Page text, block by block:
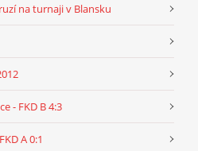
na turnaji v Blansku
- FKD B 4:3
A 0:1